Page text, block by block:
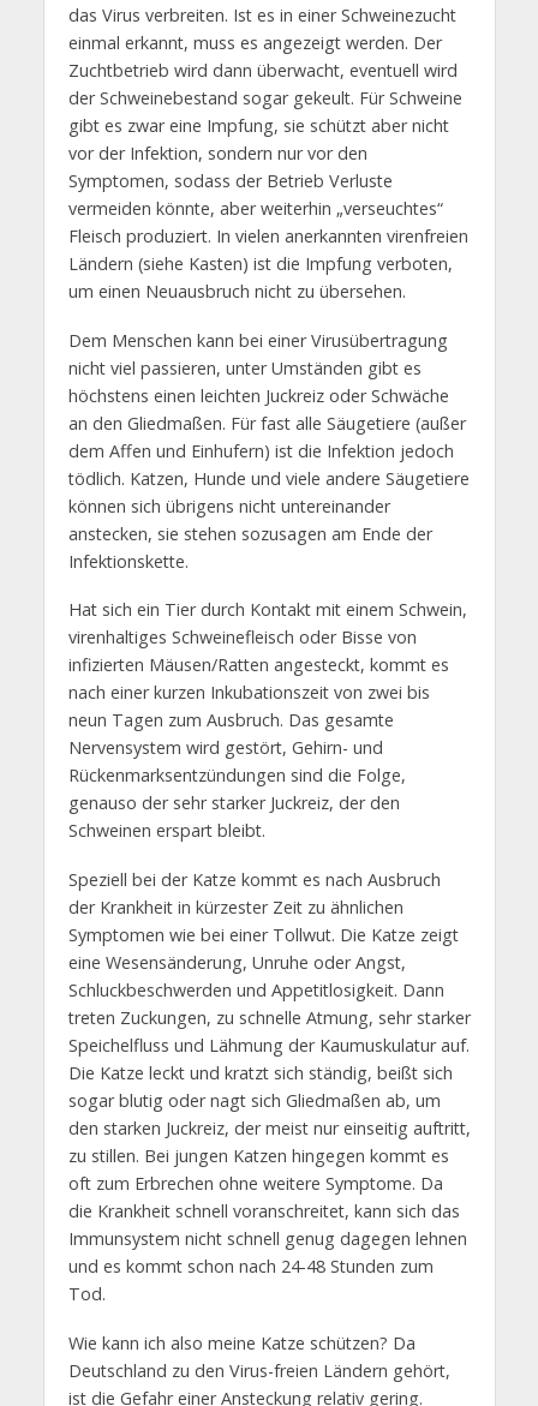
das Virus verbreiten. Ist es in einer Schweinezucht
einmal erkannt, muss es angezeigt werden. Der
Zuchtbetrieb wird dann überwacht, eventuell wird
der Schweinebestand sogar gekeult. Für Schweine
gibt es zwar eine Impfung, sie schützt aber nicht
vor der Infektion, sondern nur vor den
Symptomen, sodass der Betrieb Verluste
vermeiden könnte, aber weiterhin „verseuchtes“
Fleisch produziert. In vielen anerkannten virenfreien
Ländern (siehe Kasten) ist die Impfung verboten,
um einen Neuausbruch nicht zu übersehen.
Dem Menschen kann bei einer Virusübertragung
nicht viel passieren, unter Umständen gibt es
höchstens einen leichten Juckreiz oder Schwäche
an den Gliedmaßen. Für fast alle Säugetiere (außer
dem Affen und Einhufern) ist die Infektion jedoch
tödlich. Katzen, Hunde und viele andere Säugetiere
können sich übrigens nicht untereinander
anstecken, sie stehen sozusagen am Ende der
Infektionskette.
Hat sich ein Tier durch Kontakt mit einem Schwein,
virenhaltiges Schweinefleisch oder Bisse von
infizierten Mäusen/Ratten angesteckt, kommt es
nach einer kurzen Inkubationszeit von zwei bis
neun Tagen zum Ausbruch. Das gesamte
Nervensystem wird gestört, Gehirn- und
Rückenmarksentzündungen sind die Folge,
genauso der sehr starker Juckreiz, der den
Schweinen erspart bleibt.
Speziell bei der Katze kommt es nach Ausbruch
der Krankheit in kürzester Zeit zu ähnlichen
Symptomen wie bei einer Tollwut. Die Katze zeigt
eine Wesensänderung, Unruhe oder Angst,
Schluckbeschwerden und Appetitlosigkeit. Dann
treten Zuckungen, zu schnelle Atmung, sehr starker
Speichelfluss und Lähmung der Kaumuskulatur auf.
Die Katze leckt und kratzt sich ständig, beißt sich
sogar blutig oder nagt sich Gliedmaßen ab, um
den starken Juckreiz, der meist nur einseitig auftritt,
zu stillen. Bei jungen Katzen hingegen kommt es
oft zum Erbrechen ohne weitere Symptome. Da
die Krankheit schnell voranschreitet, kann sich das
Immunsystem nicht schnell genug dagegen lehnen
und es kommt schon nach 24-48 Stunden zum
Tod.
Wie kann ich also meine Katze schützen? Da
Deutschland zu den Virus-freien Ländern gehört,
ist die Gefahr einer Ansteckung relativ gering.